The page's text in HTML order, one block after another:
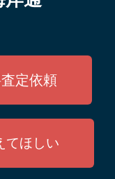
定依頼
てほしい